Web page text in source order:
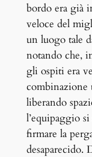
bordo era già
veloce del
un luogo tale
notando che,
gli ospiti era
combinazione
liberando
l’equipaggio
firmare la
desaparecido.